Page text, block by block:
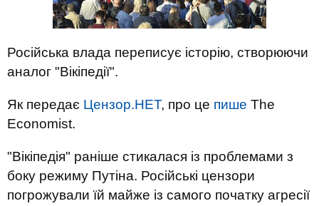
Російська влада переписує історію, створюючи
аналог "Вікіпедії".
Як передає Цензор.НЕТ, про це пише The
Economist.
"Вікіпедія" раніше стикалася із проблемами з
боку режиму Путіна. Російські цензори
погрожували їй майже із самого початку агресії